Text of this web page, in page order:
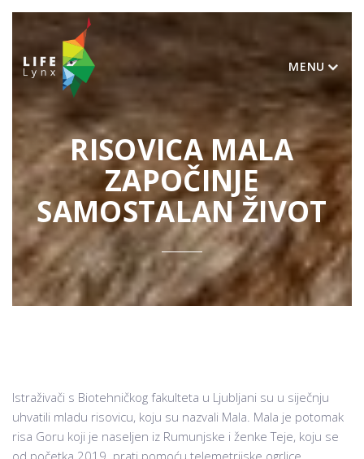
MENU
RISOVICA MALA
ZAPOČINJE
SAMOSTALAN ŽIVOT
Istraživači s Biotehničkog fakulteta u Ljubljani su u siječnju
uhvatili mladu risovicu, koju su nazvali Mala. Mala je potomak
risa Goru koji je naseljen iz Rumunjske i ženke Teje, koju se
od početka 2019. prati pomoću telemetrijske ogrlice.